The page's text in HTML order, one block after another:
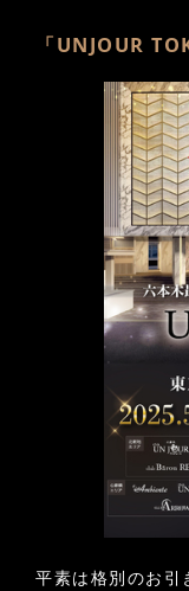
「UNJOUR
平素は格別のお引